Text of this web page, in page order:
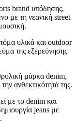
brand υπόδησης,
με τη νεανική street
υλικά και outdoor
της εξερεύνησης
μάρκα denim,
ανθεκτικότητά της.
με το denim και
jeans με